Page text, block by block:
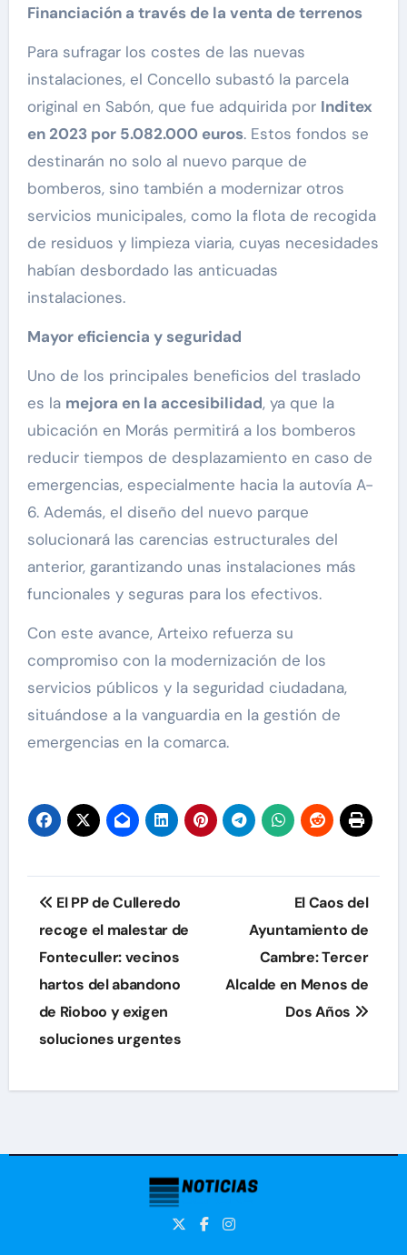
Financiación a través de la venta de terrenos
Para sufragar los costes de las nuevas
instalaciones, el Concello subastó la parcela
original en Sabón, que fue adquirida por Inditex
en 2023 por 5.082.000 euros. Estos fondos se
destinarán no solo al nuevo parque de
bomberos, sino también a modernizar otros
servicios municipales, como la flota de recogida
de residuos y limpieza viaria, cuyas necesidades
habían desbordado las anticuadas
instalaciones.
Mayor eficiencia y seguridad
Uno de los principales beneficios del traslado
es la mejora en la accesibilidad, ya que la
ubicación en Morás permitirá a los bomberos
reducir tiempos de desplazamiento en caso de
emergencias, especialmente hacia la autovía A-
6. Además, el diseño del nuevo parque
solucionará las carencias estructurales del
anterior, garantizando unas instalaciones más
funcionales y seguras para los efectivos.
Con este avance, Arteixo refuerza su
compromiso con la modernización de los
servicios públicos y la seguridad ciudadana,
situándose a la vanguardia en la gestión de
emergencias en la comarca.
Navegación
de
entradas
El PP de Culleredo
recoge el malestar de
Fonteculler: vecinos
hartos del abandono
de Rioboo y exigen
soluciones urgentes
El Caos del
Ayuntamiento de
Cambre: Tercer
Alcalde en Menos de
Dos Años